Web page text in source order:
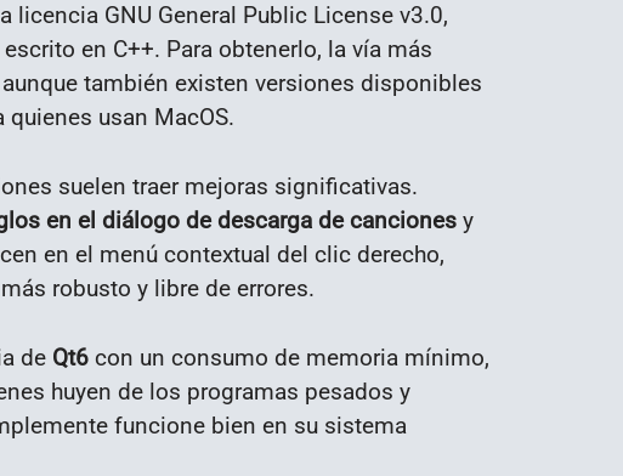
licencia GNU General Public License v3.0,
en C++. Para obtenerlo, la vía más
también existen versiones disponibles
quienes usan MacOS.
suelen traer mejoras significativas.
en el diálogo de descarga de canciones y
en el menú contextual del clic derecho,
robusto y libre de errores.
de Qt6 con un consumo de memoria mínimo,
huyen de los programas pesados y
funcione bien en su sistema